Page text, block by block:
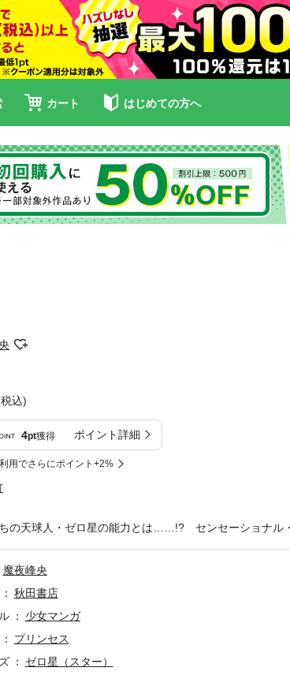
カート はじめての方へ
込)
4pt獲得 ポイント詳細
用でさらにポイント+2%
の天球人・ゼロ星の能力とは……!? センセーショナル
魔夜峰央
秋田書店
少女マンガ
プリンセス
ゼロ星（スター）